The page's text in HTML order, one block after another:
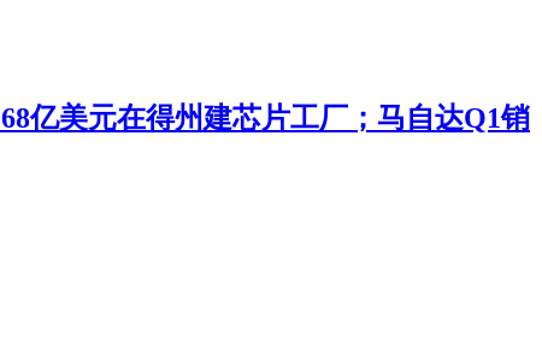
亿美元在得州建芯片工厂；马自达Q1销